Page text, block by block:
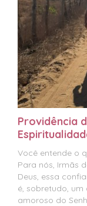
Providência
Você entende o
Para nós, Irmãs
Deus, essa
é, sobretudo,
amoroso do